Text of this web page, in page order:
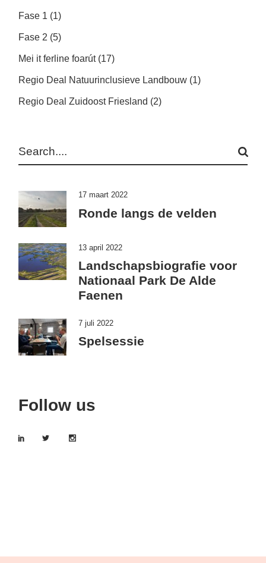
Fase 1 (1)
Fase 2 (5)
Mei it ferline foarút(17)
Regio Deal Natuurinclusieve Landbouw (1)
Regio Deal Zuidoost Friesland (2)
17 maart 2022
Ronde langs de velden
13 april 2022
Landschapsbiografie voor
Nationaal Park De Alde
Faenen
7 juli 2022
Spelsessie
Follow us